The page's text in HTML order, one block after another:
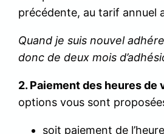
précédente, au tarif annuel
Quand je suis nouvel
donc de deux mois
2. Paiement des heures de
options vous sont
soit paiement de